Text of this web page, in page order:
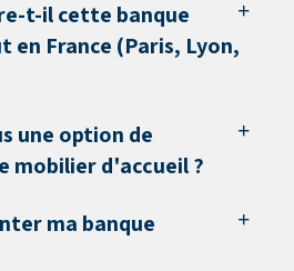
t-il cette banque
en France (Paris, Lyon,
une option de
mobilier d'accueil ?
ma banque